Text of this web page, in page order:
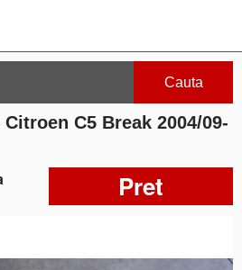
Cauta
C5 Break 2004/09-
Pret